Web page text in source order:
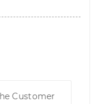
Customer